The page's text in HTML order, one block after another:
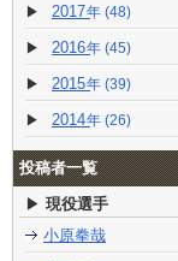
2017 (48)
2016 (45)
2015 (39)
2014 (26)
投稿者一覧
現役選手
小原拳哉